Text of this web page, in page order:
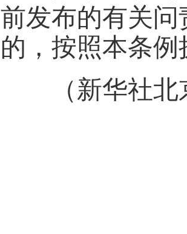
前发布的有关
的，按照本条例
（新华社北